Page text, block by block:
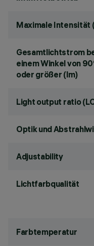
Maximale Intensität
Gesamtlichtstrom
einem Winkel von
oder größer (lm)
Light output ratio
Optik und
Adjustability
Lichtfarbqualität
Farbtemperatur